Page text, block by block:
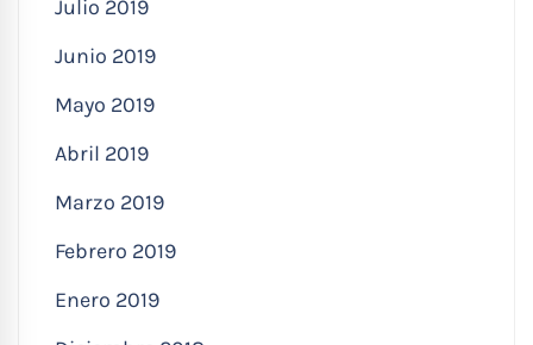
Julio 2019
Junio 2019
Mayo 2019
Abril 2019
Marzo 2019
Febrero 2019
Enero 2019